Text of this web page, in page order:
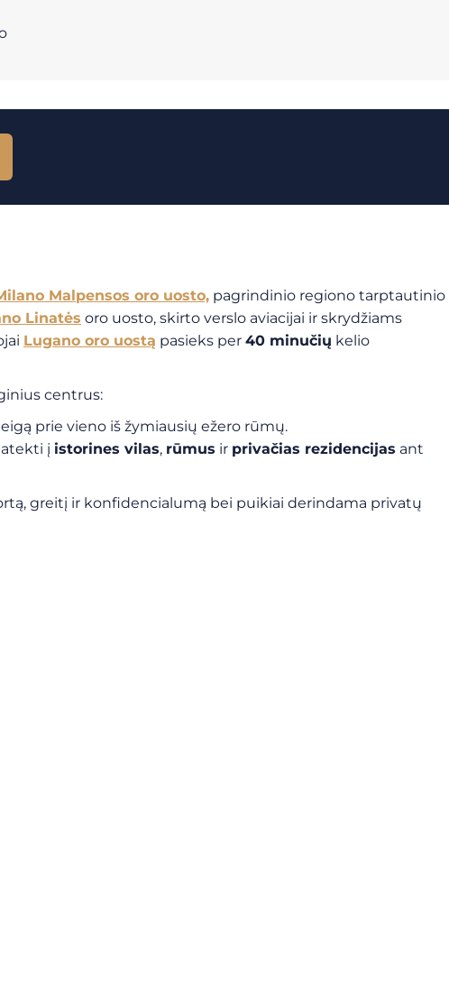
Malpensos oro uosto, pagrindinio regiono tarptautinio
Linatės oro uosto, skirto verslo aviacijai ir skrydžiams
Lugano oro uostą pasieks per 40 minučių kelio
centrus:
prie vieno iš žymiausių ežero rūmų.
į istorines vilas, rūmus ir privačias rezidencijas ant
greitį ir konfidencialumą bei puikiai derindama privatų